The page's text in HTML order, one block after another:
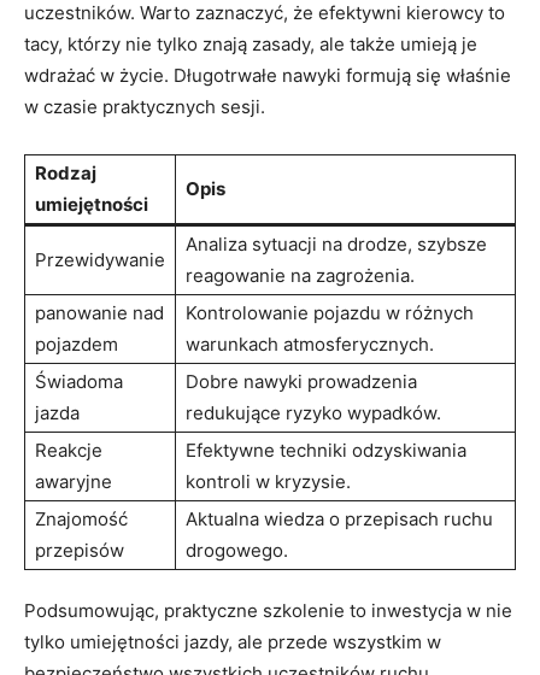
uczestników. Warto zaznaczyć, że efektywni kierowcy to
tacy, którzy nie tylko znają zasady, ale także umieją je
wdrażać w życie. Długotrwałe nawyki formują się właśnie
w czasie praktycznych sesji.
Rodzaj
umiejętności
Opis
Przewidywanie
Analiza sytuacji na drodze, szybsze
reagowanie na zagrożenia.
panowanie nad
pojazdem
Kontrolowanie pojazdu w różnych
warunkach atmosferycznych.
Świadoma
jazda
Dobre nawyki prowadzenia
redukujące ryzyko wypadków.
Reakcje
awaryjne
Efektywne techniki odzyskiwania
kontroli w kryzysie.
Znajomość
przepisów
Aktualna wiedza o przepisach ruchu
drogowego.
Podsumowując, praktyczne szkolenie to inwestycja w nie
tylko umiejętności jazdy, ale przede wszystkim w